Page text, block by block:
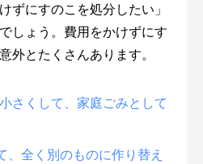
ずにすのこを処分したい」
しょう。費用をかけずにす
外とたくさんあります。
さくして、家庭ごみとして
、全く別のものに作り替え